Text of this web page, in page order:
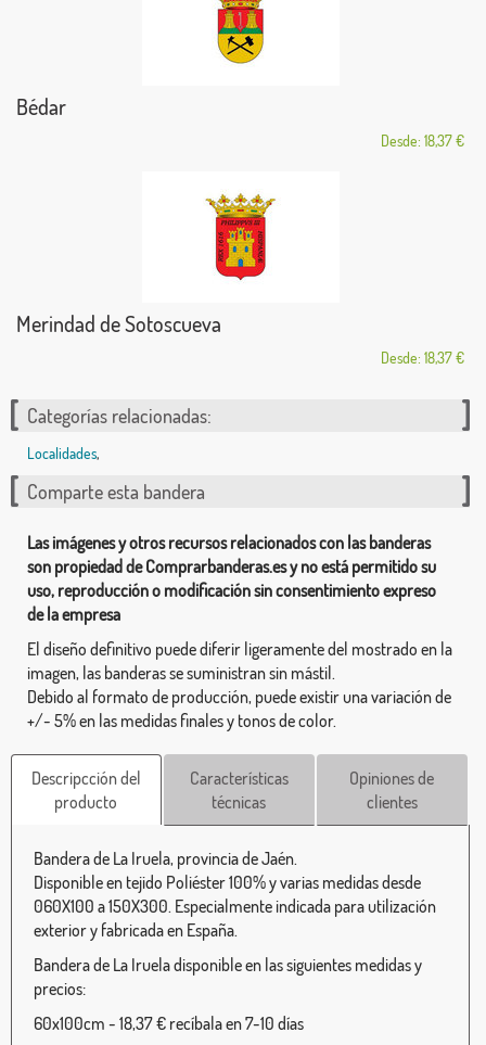
Bédar
Desde: 18,37 €
Merindad de Sotoscueva
Desde: 18,37 €
Categorías relacionadas:
Localidades,
Comparte esta bandera
Las imágenes y otros recursos relacionados con las banderas
son propiedad de Comprarbanderas.es y no está permitido su
uso, reproducción o modificación sin consentimiento expreso
de la empresa
El diseño definitivo puede diferir ligeramente del mostrado en la
imagen, las banderas se suministran sin mástil.
Debido al formato de producción, puede existir una variación de
+/- 5% en las medidas finales y tonos de color.
Descripcción del
producto
Características
técnicas
Opiniones de
clientes
Bandera de La Iruela, provincia de Jaén.
Disponible en tejido Poliéster 100% y varias medidas desde
060X100 a 150X300. Especialmente indicada para utilización
exterior y fabricada en España.
Bandera de La Iruela disponible en las siguientes medidas y
precios:
60x100cm - 18,37 € recíbala en 7-10 días